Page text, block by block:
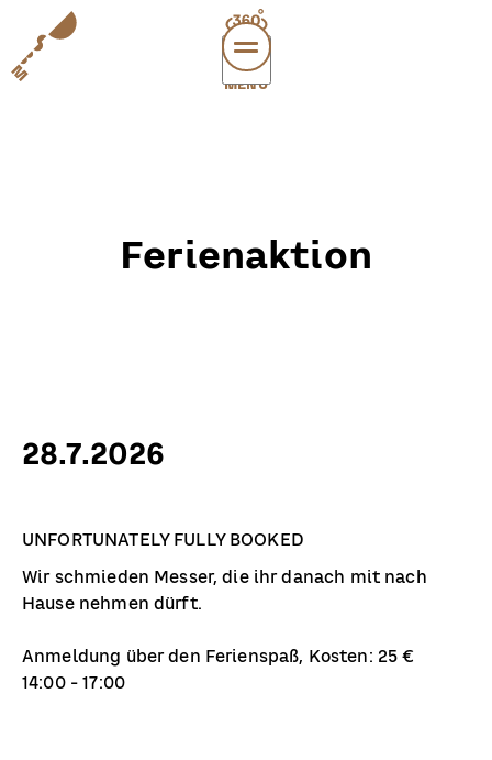
MENÜ
Ferienaktion
28.7.2026
UNFORTUNATELY FULLY BOOKED
Wir schmieden Messer, die ihr danach mit nach
Hause nehmen dürft.
Anmeldung über den Ferienspaß, Kosten: 25 €
14:00 - 17:00